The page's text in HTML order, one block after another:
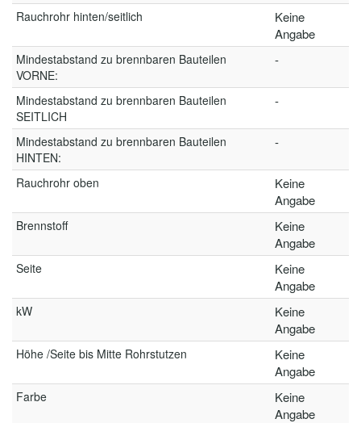
Rauchrohr hinten/seitlich
Keine
Angabe
Mindestabstand zu brennbaren Bauteilen
VORNE:
-
Mindestabstand zu brennbaren Bauteilen
SEITLICH
-
Mindestabstand zu brennbaren Bauteilen
HINTEN:
-
Rauchrohr oben
Keine
Angabe
Brennstoff
Keine
Angabe
Seite
Keine
Angabe
kW
Keine
Angabe
Höhe /Seite bis Mitte Rohrstutzen
Keine
Angabe
Farbe
Keine
Angabe